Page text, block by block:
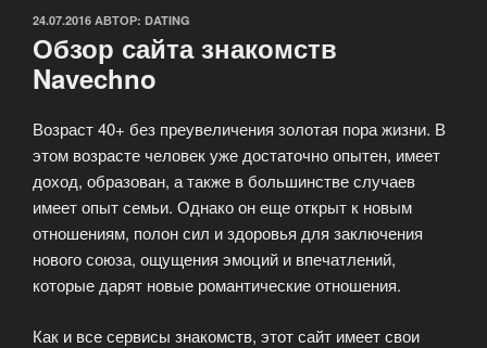
ОПУБЛИКОВАНО
24.07.2016 АВТОР: DATING
Обзор сайта знакомств
Navechno
Возраст 40+ без преувеличения золотая пора жизни. В
этом возрасте человек уже достаточно опытен, имеет
доход, образован, а также в большинстве случаев
имеет опыт семьи. Однако он еще открыт к новым
отношениям, полон сил и здоровья для заключения
нового союза, ощущения эмоций и впечатлений,
которые дарят новые романтические отношения.
Как и все сервисы знакомств, этот сайт имеет свои